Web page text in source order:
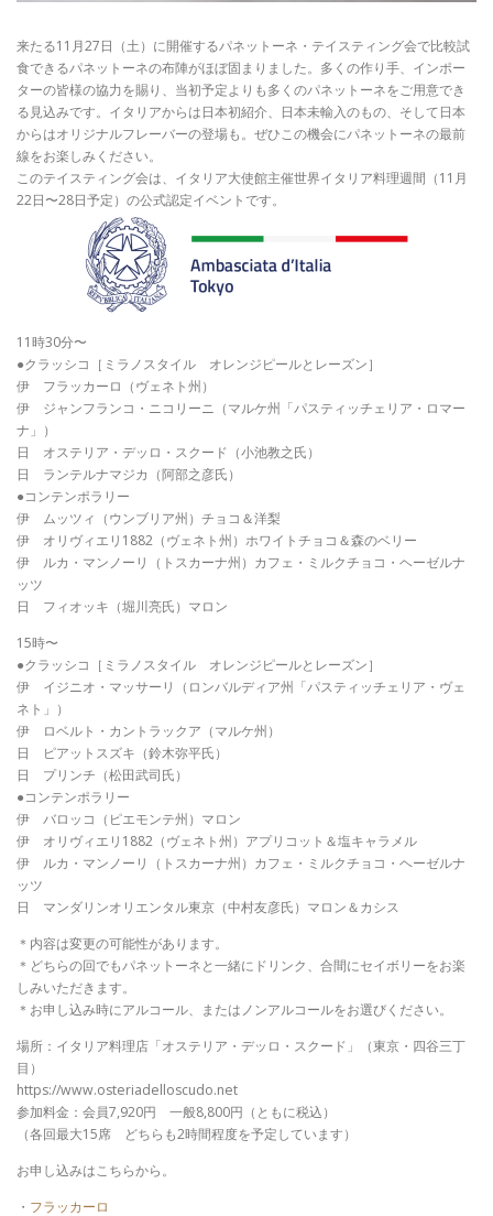
来たる11月27日（土）に開催するパネットーネ・テイスティング会で比較試
食できるパネットーネの布陣がほぼ固まりました。多くの作り手、インポー
ターの皆様の協力を賜り、当初予定よりも多くのパネットーネをご用意でき
る見込みです。イタリアからは日本初紹介、日本未輸入のもの、そして日本
からはオリジナルフレーバーの登場も。ぜひこの機会にパネットーネの最前
線をお楽しみください。
このテイスティング会は、イタリア大使館主催世界イタリア料理週間（11月
22日〜28日予定）の公式認定イベントです。
11時30分〜
●クラッシコ［ミラノスタイル オレンジピールとレーズン］
伊 フラッカーロ（ヴェネト州）
伊 ジャンフランコ・ニコリーニ（マルケ州「パスティッチェリア・ロマー
ナ」）
日 オステリア・デッロ・スクード（小池教之氏）
日 ランテルナマジカ（阿部之彦氏）
●コンテンポラリー
伊 ムッツィ（ウンブリア州）チョコ＆洋梨
伊 オリヴィエリ1882（ヴェネト州）ホワイトチョコ＆森のベリー
伊 ルカ・マンノーリ（トスカーナ州）カフェ・ミルクチョコ・ヘーゼルナ
ッツ
日 フィオッキ（堀川亮氏）マロン
15時〜
●クラッシコ［ミラノスタイル オレンジピールとレーズン］
伊 イジニオ・マッサーリ（ロンバルディア州「パスティッチェリア・ヴェ
ネト」）
伊 ロベルト・カントラックア（マルケ州）
日 ピアットスズキ（鈴木弥平氏）
日 プリンチ（松田武司氏）
●コンテンポラリー
伊 バロッコ（ピエモンテ州）マロン
伊 オリヴィエリ1882（ヴェネト州）アプリコット＆塩キャラメル
伊 ルカ・マンノーリ（トスカーナ州）カフェ・ミルクチョコ・ヘーゼルナ
ッツ
日 マンダリンオリエンタル東京（中村友彦氏）マロン＆カシス
＊内容は変更の可能性があります。
＊どちらの回でもパネットーネと一緒にドリンク、合間にセイボリーをお楽
しみいただきます。
＊お申し込み時にアルコール、またはノンアルコールをお選びください。
場所：イタリア料理店「オステリア・デッロ・スクード」（東京・四谷三丁
目）
https://www.osteriadelloscudo.net
参加料金：会員7,920円 一般8,800円（ともに税込）
（各回最大15席 どちらも2時間程度を予定しています）
お申し込みはこちらから。
・ フラッカーロ